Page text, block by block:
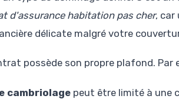
d'assurance habitation pas cher, car
délicate malgré votre
possède son propre plafond. Par
cambriolage peut être limité à une